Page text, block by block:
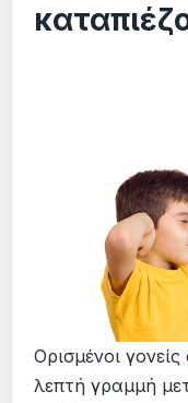
Ορισμένοι
λεπτή γραμμή